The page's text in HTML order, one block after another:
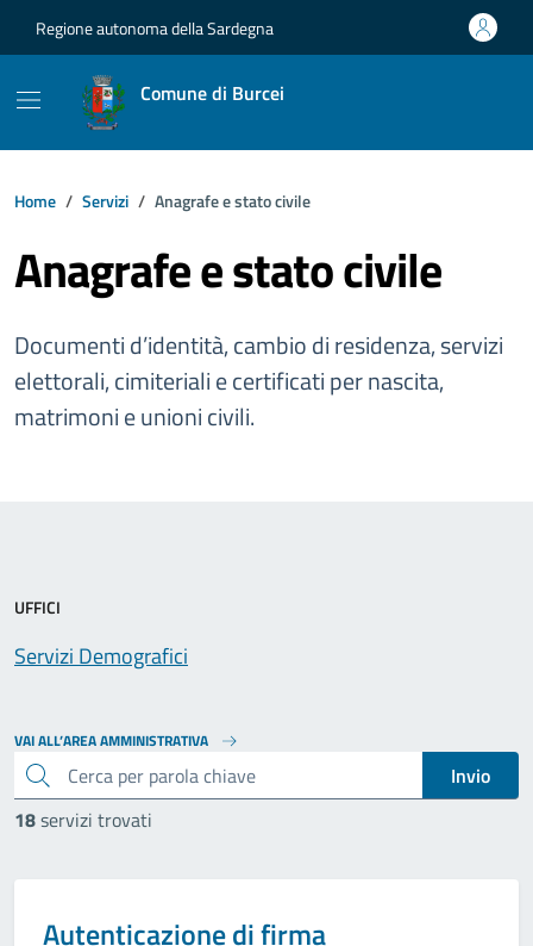
Regione autonoma della Sardegna
Comune di Burcei
Home Servizi Anagrafe e stato civile
Anagrafe e stato civile
Documenti d’identità, cambio di residenza, servizi
elettorali, cimiteriali e certificati per nascita,
matrimoni e unioni civili.
cerca
Invio
18servizi trovati
Categoria:
Autenticazione di firma
UFFICI
Servizi Demografici
VAI ALL’AREA AMMINISTRATIVA